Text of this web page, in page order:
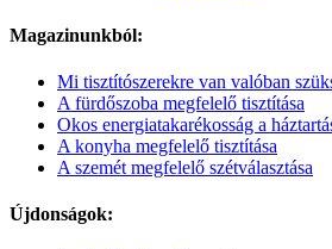
Magazinunkból:
Mi tisztítószerekre van valóban
A fürdőszoba megfelelő tisztítása
Okos energiatakarékosság a
A konyha megfelelő tisztítása
A szemét megfelelő szétválasztása
Újdonságok: